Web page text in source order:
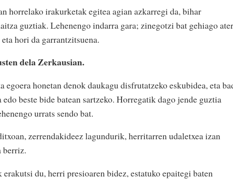
horrelako irakurketak egitea agian azkarregi da, bihar
guztiak. Lehenengo indarra gara; zinegotzi bat gehiago
hori da garrantzitsuena.
dela Zerkausian.
honetan denok daukagu disfrutatzeko eskubidea, eta
beste bide batean sartzeko. Horregatik dago jende guztia
urrats sendo bat.
zerrendakideez lagundurik, herritarren udaletxea izan
berriz.
du, herri presioaren bidez, estatuko epaitegi baten